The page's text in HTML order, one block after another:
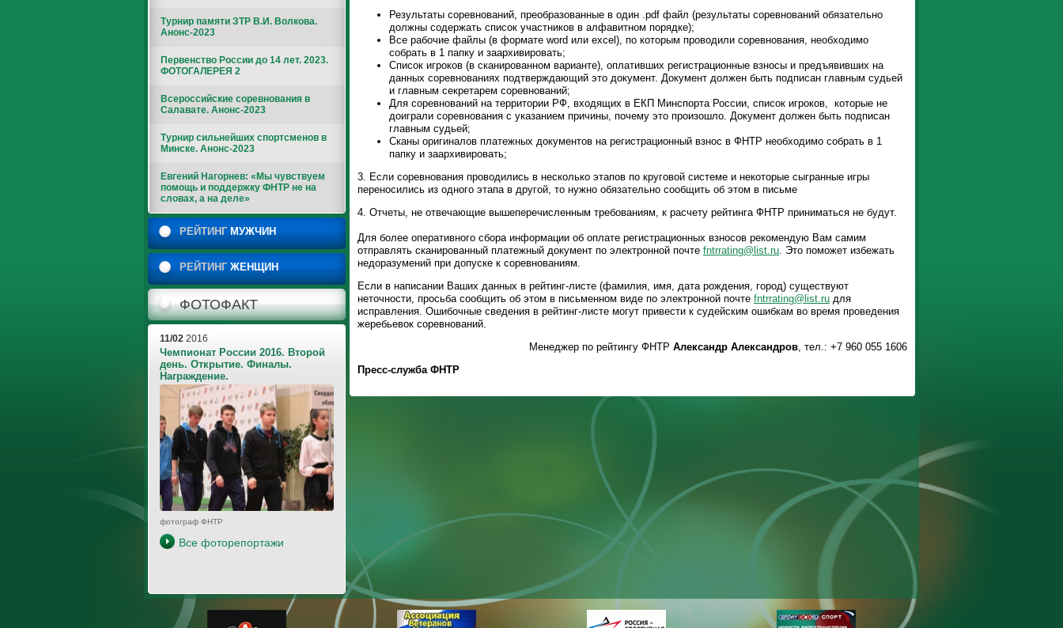
Турнир памяти ЗТР В.И. Волкова.
Анонс-2023
Первенство России до 14 лет. 2023.
ФОТОГАЛЕРЕЯ 2
Всероссийские соревнования в
Салавате. Анонс-2023
Турнир сильнейших спортсменов в
Минске. Анонс-2023
Евгений Нагорнев: «Мы чувствуем
помощь и поддержку ФНТР не на
словах, а на деле»
РЕЙТИНГ МУЖЧИН
РЕЙТИНГ ЖЕНЩИН
ФОТОФАКТ
11/02 2016
Чемпионат России 2016. Второй
день. Открытие. Финалы.
Награждение.
фотограф ФНТР
Все фоторепортажи
Результаты соревнований, преобразованные в один .pdf файл (результаты соревнований обязательно
должны содержать список участников в алфавитном порядке);
Все рабочие файлы (в формате word или excel), по которым проводили соревнования, необходимо
собрать в 1 папку и заархивировать;
Список игроков (в сканированном варианте), оплативших регистрационные взносы и предъявивших на
данных соревнованиях подтверждающий это документ. Документ должен быть подписан главным судьей
и главным секретарем соревнований;
Для соревнований на территории РФ, входящих в ЕКП Минспорта России, список игроков, которые не
доиграли соревнования с указанием причины, почему это произошло. Документ должен быть подписан
главным судьей;
Сканы оригиналов платежных документов на регистрационный взнос в ФНТР необходимо собрать в 1
папку и заархивировать;
3. Если соревнования проводились в несколько этапов по круговой системе и некоторые сыгранные игры
переносились из одного этапа в другой, то нужно обязательно сообщить об этом в письме
4. Отчеты, не отвечающие вышеперечисленным требованиям, к расчету рейтинга ФНТР приниматься не будут.
Для более оперативного сбора информации об оплате регистрационных взносов рекомендую Вам самим
отправлять сканированный платежный документ по электронной почте fntrrating@list.ru. Это поможет избежать
недоразумений при допуске к соревнованиям.
Если в написании Ваших данных в рейтинг-листе (фамилия, имя, дата рождения, город) существуют
неточности, просьба сообщить об этом в письменном виде по электронной почте fntrrating@list.ru для
исправления. Ошибочные сведения в рейтинг-листе могут привести к судейским ошибкам во время проведения
жеребьевок соревнований.
Менеджер по рейтингу ФНТР Александр Александров, тел.: +7 960 055 1606
Пресс-служба ФНТР